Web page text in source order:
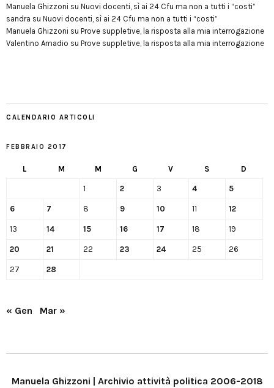
Manuela Ghizzoni su Nuovi docenti, sì ai 24 Cfu ma non a tutti i “costi”
sandra su Nuovi docenti, sì ai 24 Cfu ma non a tutti i “costi”
Manuela Ghizzoni su Prove suppletive, la risposta alla mia interrogazione
Valentino Amadio su Prove suppletive, la risposta alla mia interrogazione
CALENDARIO ARTICOLI
FEBBRAIO 2017
L M M G V S D
1 2 3 4 5
6 7 8 9 10 11 12
13 14 15 16 17 18 19
20 21 22 23 24 25 26
27 28
« Gen Mar »
Manuela Ghizzoni | Archivio attività politica 2006-2018